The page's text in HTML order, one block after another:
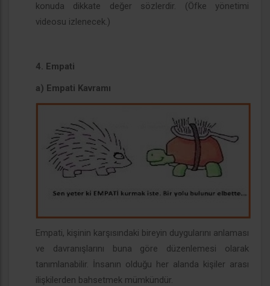
konuda dikkate değer sözlerdir. (Öfke yönetimi
videosu izlenecek.)
4. Empati
a) Empati Kavramı
Empati, kişinin karşısındaki bireyin duygularını anlaması
ve davranışlarını buna göre düzenlemesi olarak
tanımlanabilir. İnsanın olduğu her alanda kişiler arası
ilişkilerden bahsetmek mümkündür.